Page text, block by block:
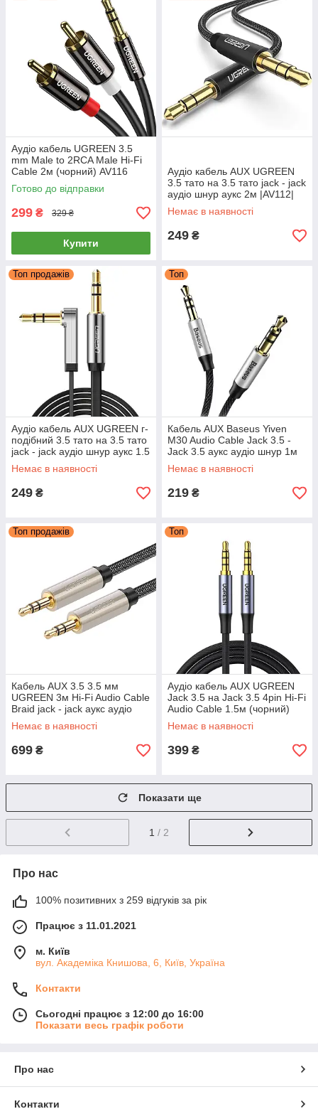
Аудіо кабель UGREEN 3.5
mm Male to 2RCA Male Hi-Fi
Cable 2м (чорний) AV116
Готово до відправки
299 ₴ 329 ₴
Купити
Аудіо кабель AUX UGREEN
3.5 тато на 3.5 тато jack - jack
аудіо шнур аукс 2м |AV112|
(чорний)
Немає в наявності
249 ₴
Топ продажів
Аудіо кабель AUX UGREEN г-
подібний 3.5 тато на 3.5 тато
jack - jack аудіо шнур аукс 1.5
м (чорний)
Немає в наявності
249 ₴
Топ
Кабель AUX Baseus Yiven
M30 Audio Cable Jack 3.5 -
Jack 3.5 аукс аудіо шнур 1м
(чорний)
Немає в наявності
219 ₴
Топ продажів
Кабель AUX 3.5 3.5 мм
UGREEN 3м Hi-Fi Audio Cable
Braid jack - jack аукс аудіо
шнур (чорний) AV125
Немає в наявності
699 ₴
Топ
Аудіо кабель AUX UGREEN
Jack 3.5 на Jack 3.5 4pin Hi-Fi
Audio Cable 1.5м (чорний)
AV183
Немає в наявності
399 ₴
Показати ще
1 / 2
Про нас
100% позитивних з 259 відгуків за рік
Працює з 11.01.2021
м. Київ
вул. Академіка Книшовa, 6, Київ, Україна
Контакти
Сьогодні працює з 12:00 до 16:00
Показати весь графік роботи
Про нас
Контакти